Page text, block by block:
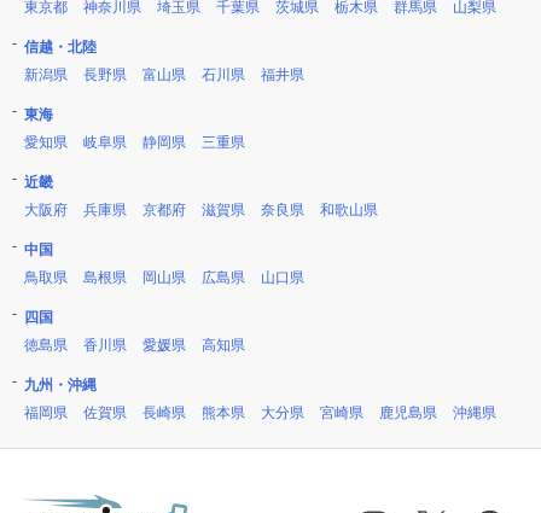
東京都
神奈川県 埼玉県 千葉県 茨城県 栃木県 群馬県 山梨県
信越・北陸
新潟県
長野県 富山県 石川県 福井県
東海
愛知県
岐阜県 静岡県 三重県
近畿
大阪府
兵庫県 京都府 滋賀県 奈良県 和歌山県
中国
鳥取県
島根県 岡山県 広島県 山口県
四国
徳島県
香川県 愛媛県 高知県
九州・沖縄
福岡県
佐賀県 長崎県 熊本県 大分県 宮崎県 鹿児島県 沖縄県